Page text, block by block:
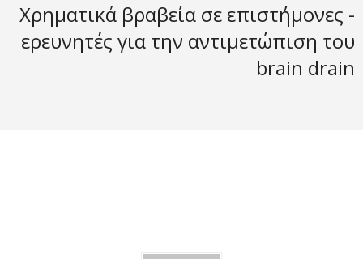
Χρηματικά βραβεία σε επιστήμονες -
ερευνητές για την αντιμετώπιση του
brain drain